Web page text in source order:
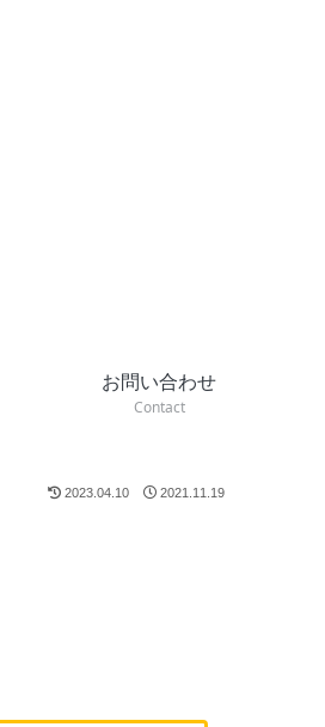
お問い合わせ
Contact
2023.04.10 2021.11.19